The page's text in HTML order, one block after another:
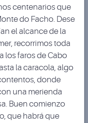
centenarios que
do Facho. Dese
el alcance de la
recorrimos toda
los faros de Cabo
la caracola, algo
donde
una merienda
Buen comienzo
que habrá que